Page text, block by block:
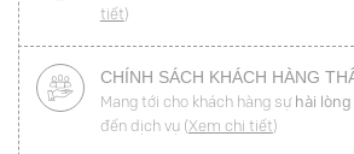
tiết)
CHÍNH SÁCH KHÁCH HÀNG
Mang tới cho khách hàng sự hài lòng
đến dịch vụ (Xem chi tiết)